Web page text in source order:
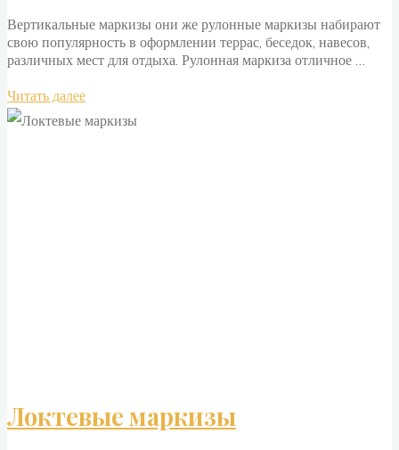
Вертикальные маркизы они же рулонные маркизы набирают
свою популярность в оформлении террас, беседок, навесов,
различных мест для отдыха. Рулонная маркиза отличное …
Читать далее"Маркизы
вертикальные"
Локтевые маркизы